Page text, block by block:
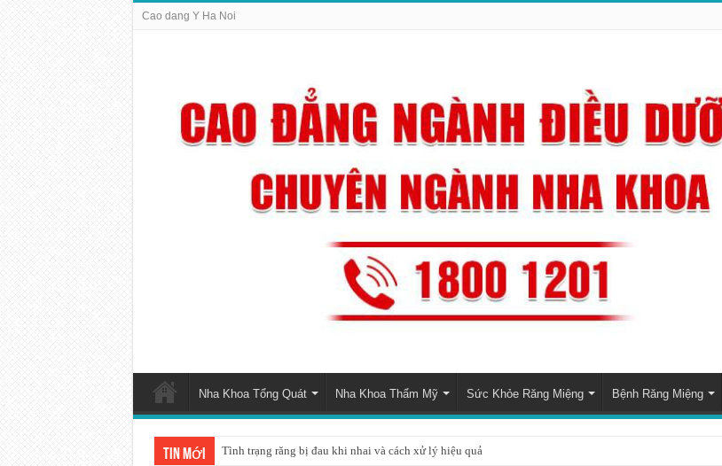
Cao dang Y Ha Noi
Nha Khoa Tổng Quát Nha Khoa Thẩm Mỹ Sức Khỏe Răng Miệng Bệnh Răng Miệng
Tin mới Tình trạng răng bị đau khi nhai và cách xử lý hiệu quả